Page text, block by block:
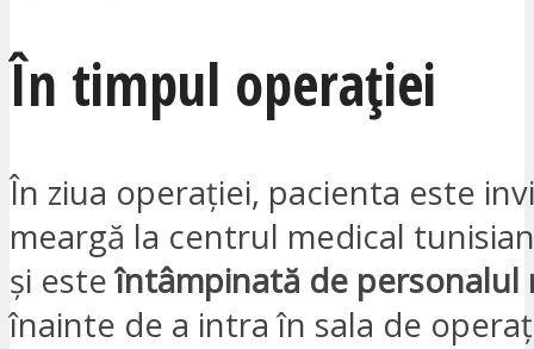
În timpul operației
În ziua operației, pacienta este
meargă la centrul medical
și esteîntâmpinată de personalul
înainte de a intra în sala de